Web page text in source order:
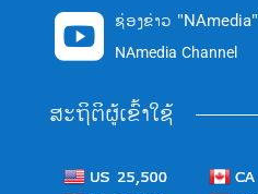
 ຊ່ອງຂ່າວ "NAmedia"
NAmedia Channel
ສະຖິຕິຜູ້ເຂົ້າໃຊ້